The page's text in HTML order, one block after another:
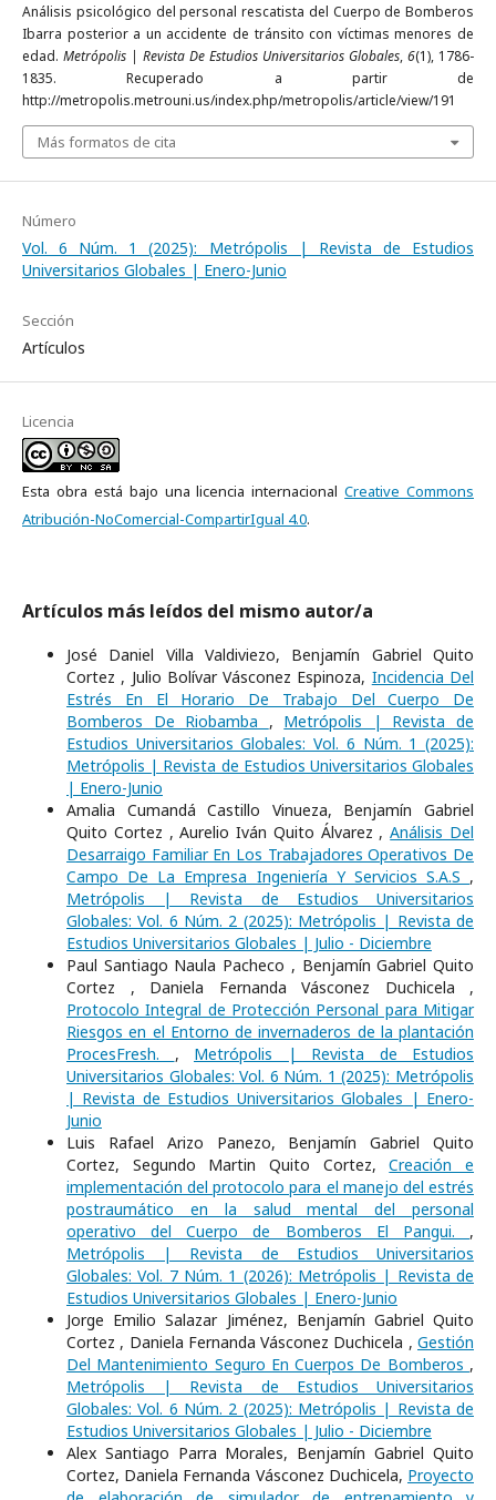
Análisis psicológico del personal rescatista del Cuerpo de Bomberos
Ibarra posterior a un accidente de tránsito con víctimas menores de
edad. Metrópolis | Revista De Estudios Universitarios Globales, 6(1), 1786-
1835. Recuperado a partir de
http://metropolis.metrouni.us/index.php/metropolis/article/view/191
Más formatos de cita
Número
Vol. 6 Núm. 1 (2025): Metrópolis | Revista de Estudios
Universitarios Globales | Enero-Junio
Sección
Artículos
Licencia
Esta obra está bajo una licencia internacionalCreative Commons
Atribución-NoComercial-CompartirIgual 4.0.
Artículos más leídos del mismo autor/a
José Daniel Villa Valdiviezo, Benjamín Gabriel Quito
Cortez , Julio Bolívar Vásconez Espinoza, Incidencia Del
Estrés En El Horario De Trabajo Del Cuerpo De
Bomberos De Riobamba , Metrópolis | Revista de
Estudios Universitarios Globales: Vol. 6 Núm. 1 (2025):
Metrópolis | Revista de Estudios Universitarios Globales
| Enero-Junio
Amalia Cumandá Castillo Vinueza, Benjamín Gabriel
Quito Cortez , Aurelio Iván Quito Álvarez ,Análisis Del
Desarraigo Familiar En Los Trabajadores Operativos De
Campo De La Empresa Ingeniería Y Servicios S.A.S ,
Metrópolis | Revista de Estudios Universitarios
Globales: Vol. 6 Núm. 2 (2025): Metrópolis | Revista de
Estudios Universitarios Globales | Julio - Diciembre
Paul Santiago Naula Pacheco , Benjamín Gabriel Quito
Cortez , Daniela Fernanda Vásconez Duchicela ,
Protocolo Integral de Protección Personal para Mitigar
Riesgos en el Entorno de invernaderos de la plantación
ProcesFresh. , Metrópolis | Revista de Estudios
Universitarios Globales: Vol. 6 Núm. 1 (2025): Metrópolis
| Revista de Estudios Universitarios Globales | Enero-
Junio
Luis Rafael Arizo Panezo, Benjamín Gabriel Quito
Cortez, Segundo Martin Quito Cortez,Creación e
implementación del protocolo para el manejo del estrés
postraumático en la salud mental del personal
operativo del Cuerpo de Bomberos El Pangui. ,
Metrópolis | Revista de Estudios Universitarios
Globales: Vol. 7 Núm. 1 (2026): Metrópolis | Revista de
Estudios Universitarios Globales | Enero-Junio
Jorge Emilio Salazar Jiménez, Benjamín Gabriel Quito
Cortez , Daniela Fernanda Vásconez Duchicela , Gestión
Del Mantenimiento Seguro En Cuerpos De Bomberos ,
Metrópolis | Revista de Estudios Universitarios
Globales: Vol. 6 Núm. 2 (2025): Metrópolis | Revista de
Estudios Universitarios Globales | Julio - Diciembre
Alex Santiago Parra Morales, Benjamín Gabriel Quito
Cortez, Daniela Fernanda Vásconez Duchicela, Proyecto